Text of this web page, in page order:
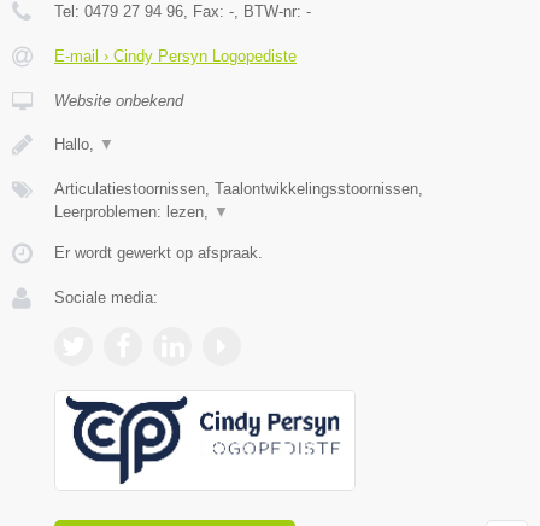
Tel: 0479 27 94 96 , Fax: - , BTW-nr: -
E-mail › Cindy Persyn Logopediste
Website onbekend
Hallo, ▼
Articulatiestoornissen, Taalontwikkelingsstoornissen,
Leerproblemen: lezen,
▼
Er wordt gewerkt op afspraak.
Sociale media: